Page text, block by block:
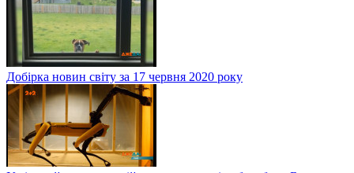
Добірка новин світу за 17 червня 2020 року